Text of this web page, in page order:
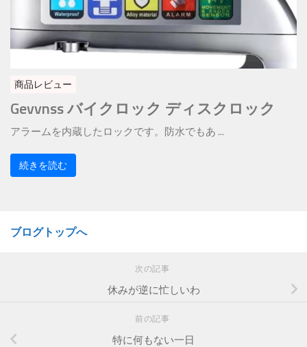
商品レビュー
Gevvnss バイクロック ディスクロック
アラームを内蔵したロックです。防水でもあ ...
続きを読む
ブログトップへ
次の記事
休みが逆に忙しいわ
前の記事
特に何もない一日